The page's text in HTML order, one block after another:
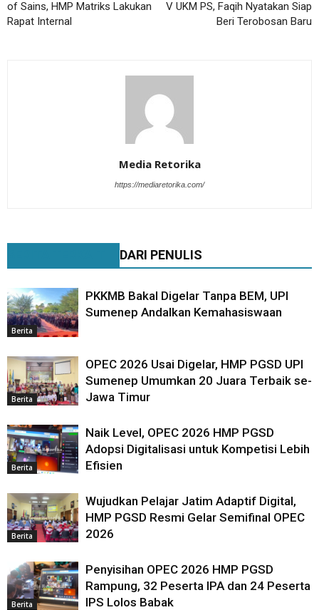
of Sains, HMP Matriks Lakukan
Rapat Internal
V UKM PS, Faqih Nyatakan Siap
Beri Terobosan Baru
Media Retorika
https://mediaretorika.com/
DARI PENULIS
Berita
PKKMB Bakal Digelar Tanpa BEM, UPI
Sumenep Andalkan Kemahasiswaan
Berita
OPEC 2026 Usai Digelar, HMP PGSD UPI
Sumenep Umumkan 20 Juara Terbaik se-
Jawa Timur
Berita
Naik Level, OPEC 2026 HMP PGSD
Adopsi Digitalisasi untuk Kompetisi Lebih
Efisien
Berita
Wujudkan Pelajar Jatim Adaptif Digital,
HMP PGSD Resmi Gelar Semifinal OPEC
2026
Berita
Penyisihan OPEC 2026 HMP PGSD
Rampung, 32 Peserta IPA dan 24 Peserta
IPS Lolos Babak